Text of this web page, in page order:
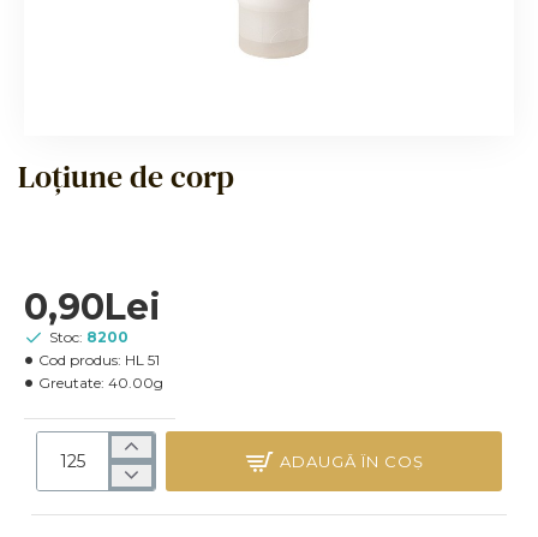
Loțiune de corp
0,90Lei
Stoc: 8200
Cod produs: HL 51
Greutate: 40.00g
ADAUGĂ ÎN COŞ